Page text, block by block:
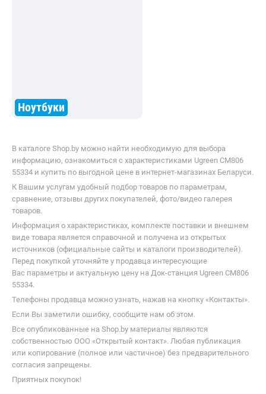
Ноутбуки
В каталоге Shop.by можно найти необходимую для выбора
информацию, ознакомиться с характеристиками Ugreen CM806
55334 и купить по выгодной цене в интернет-магазинах Беларуси.
К Вашим услугам удобный подбор товаров по параметрам,
сравнение, отзывы других покупателей, фото/видео галерея
товаров.
Информация о характеристиках, комплекте поставки и внешнем
виде товара является справочной и получена из открытых
источников (официальные сайты и каталоги производителей).
Перед покупкой уточняйте у продавца интересующие
Вас параметры и актуальную цену на Док-станция Ugreen CM806
55334.
Телефоны продавца можно узнать, нажав на кнопку «Контакты».
Если Вы заметили ошибку, сообщите нам об этом.
Все опубликованные на Shop.by материалы являются
собственностью ООО «Открытый контакт». Любая публикация
или копирование (полное или частичное) без предварительного
согласия запрещены.
Приятных покупок!